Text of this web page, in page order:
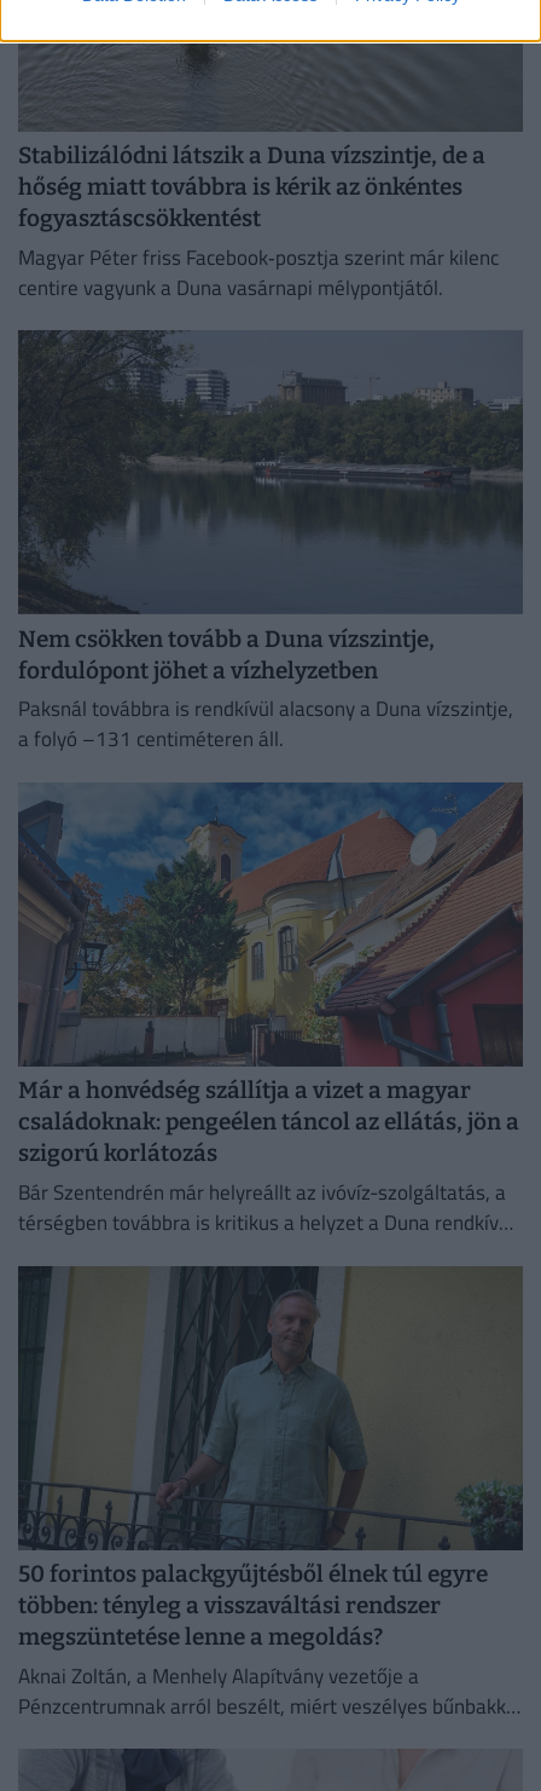
Stabilizálódni látszik a Duna vízszintje, de a
hőség miatt továbbra is kérik az önkéntes
fogyasztáscsökkentést
Magyar Péter friss Facebook‑posztja szerint már kilenc
centire vagyunk a Duna vasárnapi mélypontjától.
Nem csökken tovább a Duna vízszintje,
fordulópont jöhet a vízhelyzetben
Paksnál továbbra is rendkívül alacsony a Duna vízszintje,
a folyó –131 centiméteren áll.
Már a honvédség szállítja a vizet a magyar
családoknak: pengeélen táncol az ellátás, jön a
szigorú korlátozás
Bár Szentendrén már helyreállt az ivóvíz-szolgáltatás, a
térségben továbbra is kritikus a helyzet a Duna rendkívül
50 forintos palackgyűjtésből élnek túl egyre
többen: tényleg a visszaváltási rendszer
megszüntetése lenne a megoldás?
Aknai Zoltán, a Menhely Alapítvány vezetője a
Pénzcentrumnak arról beszélt, miért veszélyes bűnbakká